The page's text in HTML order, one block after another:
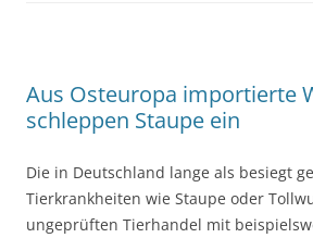
Aus Osteuropa importierte
schleppen Staupe ein
Die in Deutschland lange als besiegt
Tierkrankheiten wie Staupe oder
ungeprüften Tierhandel mit